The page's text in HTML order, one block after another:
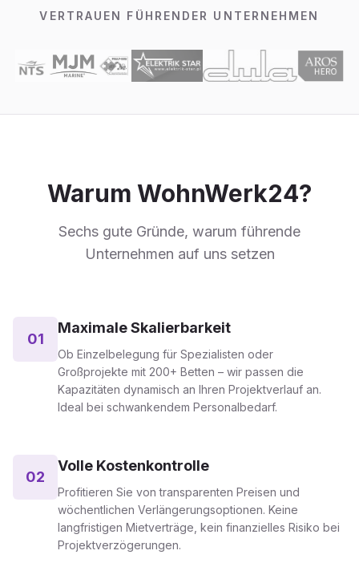
VERTRAUEN FÜHRENDER UNTERNEHMEN
Warum WohnWerk24?
Sechs gute Gründe, warum führende
Unternehmen auf uns setzen
01
Maximale Skalierbarkeit
Ob Einzelbelegung für Spezialisten oder
Großprojekte mit 200+ Betten – wir passen die
Kapazitäten dynamisch an Ihren Projektverlauf an.
Ideal bei schwankendem Personalbedarf.
02
Volle Kostenkontrolle
Profitieren Sie von transparenten Preisen und
wöchentlichen Verlängerungsoptionen. Keine
langfristigen Mietverträge, kein finanzielles Risiko bei
Projektverzögerungen.